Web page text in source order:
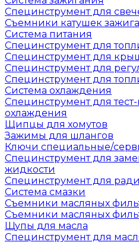
Специнструмент для
Съемники катушек
Система питания
Специнструмент для
Специнструмент для
Специнструмент для
Специнструмент для
Система охлаждения
Специнструмент для
охлаждения
Щипцы для хомутов
Зажимы для шлангов
Ключи специальные/
Специнструмент для
жидкости
Специнструмент для
Система смазки
Съемники масляных
Съемники масляных
Щупы для масла
Специнструмент для